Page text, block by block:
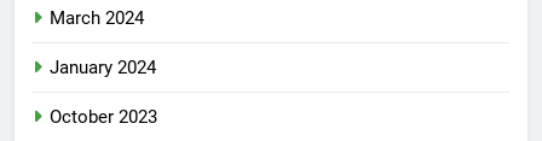
March 2024
January 2024
October 2023